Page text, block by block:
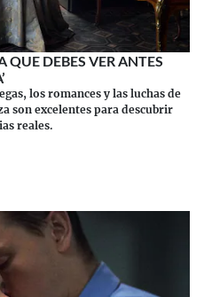
QUE DEBES VER ANTES
los romances y las luchas de
son excelentes para descubrir
reales.